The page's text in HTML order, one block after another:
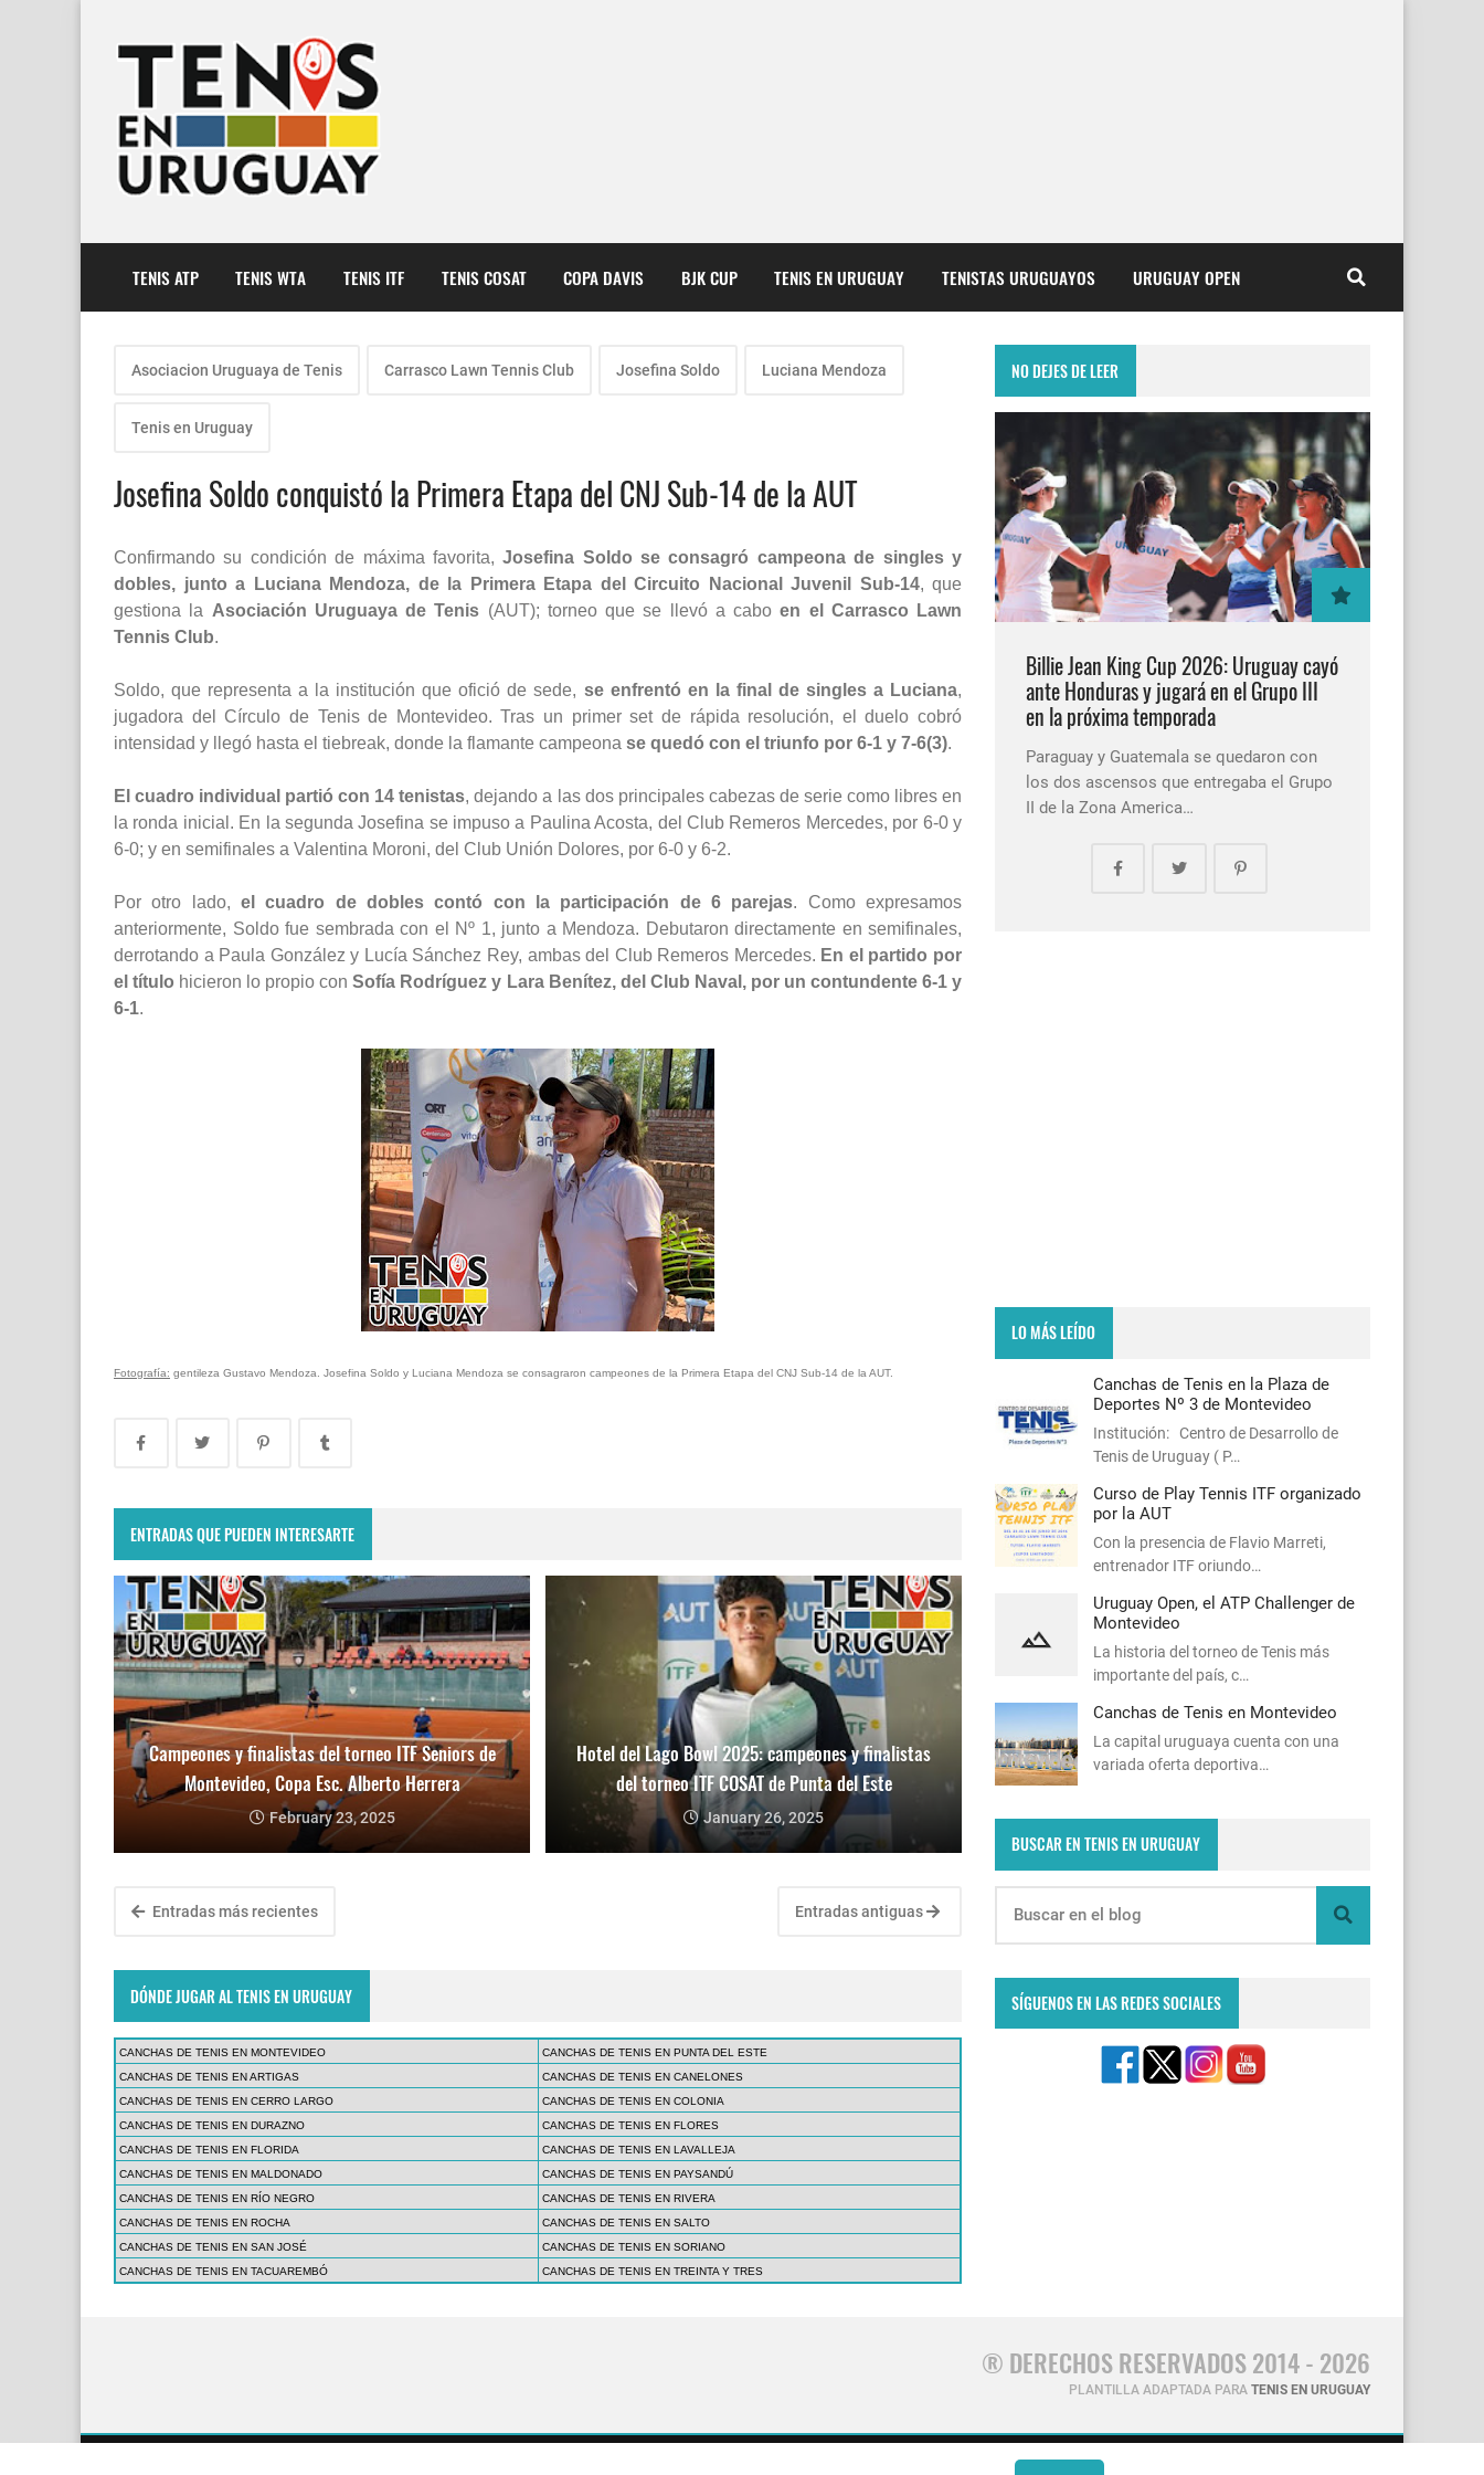
TENIS ATP TENIS WTA TENIS ITF TENIS COSAT COPA DAVIS BJK CUP TENIS EN URUGUAY TENISTAS URUGUAYOS URUGUAY OPEN
Asociacion Uruguaya de Tenis Carrasco Lawn Tennis Club Josefina Soldo Luciana Mendoza
Tenis en Uruguay
Josefina Soldo conquistó la Primera Etapa del CNJ Sub-14 de la AUT
Confirmando su condición de máxima favorita,Josefina Soldo se consagró campeona de singles y
dobles, junto a Luciana Mendoza, de la Primera Etapa del Circuito Nacional Juvenil Sub-14, que
gestiona la Asociación Uruguaya de Tenis (AUT); torneo que se llevó a caboen el Carrasco Lawn
Tennis Club.
Soldo, que representa a la institución que ofició de sede, se enfrentó en la final de singles a Luciana,
jugadora del Círculo de Tenis de Montevideo. Tras un primer set de rápida resolución, el duelo cobró
intensidad y llegó hasta el tiebreak, donde la flamante campeona se quedó con el triunfo por 6-1 y 7-6(3).
El cuadro individual partió con 14 tenistas, dejando a las dos principales cabezas de serie como libres en
la ronda inicial. En la segunda Josefina se impuso a Paulina Acosta, del Club Remeros Mercedes, por 6-0 y
6-0; y en semifinales a Valentina Moroni, del Club Unión Dolores, por 6-0 y 6-2.
Por otro lado, el cuadro de dobles contó con la participación de 6 parejas. Como expresamos
anteriormente, Soldo fue sembrada con el Nº 1, junto a Mendoza. Debutaron directamente en semifinales,
derrotando a Paula González y Lucía Sánchez Rey, ambas del Club Remeros Mercedes. En el partido por
el título hicieron lo propio conSofía Rodríguez y Lara Benítez, del Club Naval, por un contundente 6-1 y
6-1.
Fotografía: gentileza Gustavo Mendoza. Josefina Soldo y Luciana Mendoza se consagraron campeones de la Primera Etapa del CNJ Sub-14 de la AUT.
ENTRADAS QUE PUEDEN INTERESARTE
Campeones y finalistas del torneo ITF Seniors de
Montevideo, Copa Esc. Alberto Herrera
February 23, 2025
Hotel del Lago Bowl 2025: campeones y finalistas
del torneo ITF COSAT de Punta del Este
January 26, 2025
Entradas más recientes Entradas antiguas
DÓNDE JUGAR AL TENIS EN URUGUAY
CANCHAS DE TENIS EN MONTEVIDEO
CANCHAS DE TENIS EN PUNTA DEL ESTE
CANCHAS DE TENIS EN ARTIGAS
CANCHAS DE TENIS EN CANELONES
CANCHAS DE TENIS EN CERRO LARGO
CANCHAS DE TENIS EN COLONIA
CANCHAS DE TENIS EN DURAZNO
CANCHAS DE TENIS EN FLORES
CANCHAS DE TENIS EN FLORIDA
CANCHAS DE TENIS EN LAVALLEJA
CANCHAS DE TENIS EN MALDONADO
CANCHAS DE TENIS EN PAYSANDÚ
CANCHAS DE TENIS EN RÍO NEGRO
CANCHAS DE TENIS EN RIVERA
CANCHAS DE TENIS EN ROCHA
CANCHAS DE TENIS EN SALTO
CANCHAS DE TENIS EN SAN JOSÉ
CANCHAS DE TENIS EN SORIANO
CANCHAS DE TENIS EN TACUAREMBÓ
CANCHAS DE TENIS EN TREINTA Y TRES
NO DEJES DE LEER
Billie Jean King Cup 2026: Uruguay cayó
ante Honduras y jugará en el Grupo III
en la próxima temporada
Paraguay y Guatemala se quedaron con
los dos ascensos que entregaba el Grupo
II de la Zona America…
LO MÁS LEÍDO
Canchas de Tenis en la Plaza de
Deportes Nº 3 de Montevideo
Institución: Centro de Desarrollo de
Tenis de Uruguay ( P…
Curso de Play Tennis ITF organizado
por la AUT
Con la presencia de Flavio Marreti,
entrenador ITF oriundo…
Uruguay Open, el ATP Challenger de
Montevideo
La historia del torneo de Tenis más
importante del país, c…
Canchas de Tenis en Montevideo
La capital uruguaya cuenta con una
variada oferta deportiva…
BUSCAR EN TENIS EN URUGUAY
SÍGUENOS EN LAS REDES SOCIALES
® DERECHOS RESERVADOS 2014 - 2026
PLANTILLA ADAPTADA PARA TENIS EN URUGUAY